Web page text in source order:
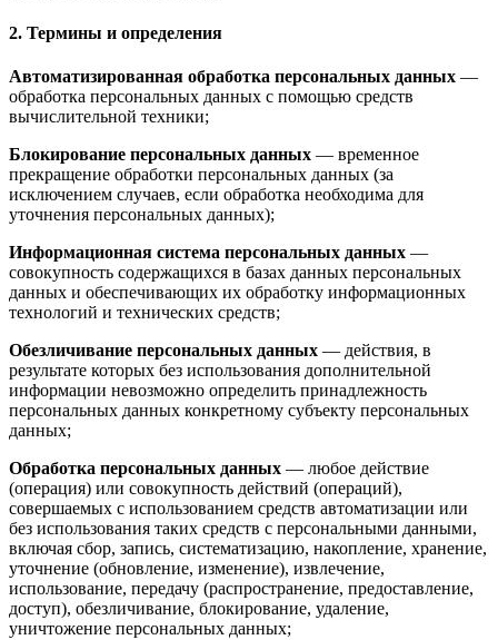
2. Термины и определения
Автоматизированная обработка персональных данных —
обработка персональных данных с помощью средств
вычислительной техники;
Блокирование персональных данных — временное
прекращение обработки персональных данных (за
исключением случаев, если обработка необходима для
уточнения персональных данных);
Информационная система персональных данных —
совокупность содержащихся в базах данных персональных
данных и обеспечивающих их обработку информационных
технологий и технических средств;
Обезличивание персональных данных — действия, в
результате которых без использования дополнительной
информации невозможно определить принадлежность
персональных данных конкретному субъекту персональных
данных;
Обработка персональных данных — любое действие
(операция) или совокупность действий (операций),
совершаемых с использованием средств автоматизации или
без использования таких средств с персональными данными,
включая сбор, запись, систематизацию, накопление, хранение,
уточнение (обновление, изменение), извлечение,
использование, передачу (распространение, предоставление,
доступ), обезличивание, блокирование, удаление,
уничтожение персональных данных;